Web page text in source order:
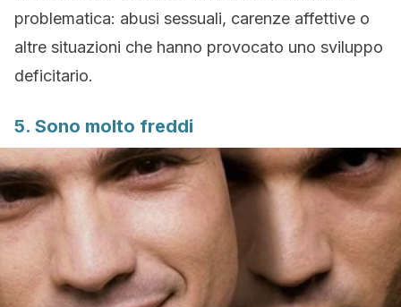
problematica: abusi sessuali, carenze affettive o
altre situazioni che hanno provocato uno sviluppo
deficitario.
5. Sono molto freddi